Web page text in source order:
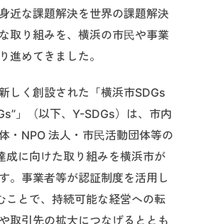
近な課題解決を世界の課題解決
取り組みを、横浜の市⺠や事業
進めてきました。
しく創設された「横浜市SDGs
」（以下、Y-SDGs）は、市内
・NPO 法人・市⺠活動団体等の
成に向けた取り組みを横浜市が
。事業者等が認証制度を活用し
ことで、持続可能な経営への転
取引先の拡大につなげるととも